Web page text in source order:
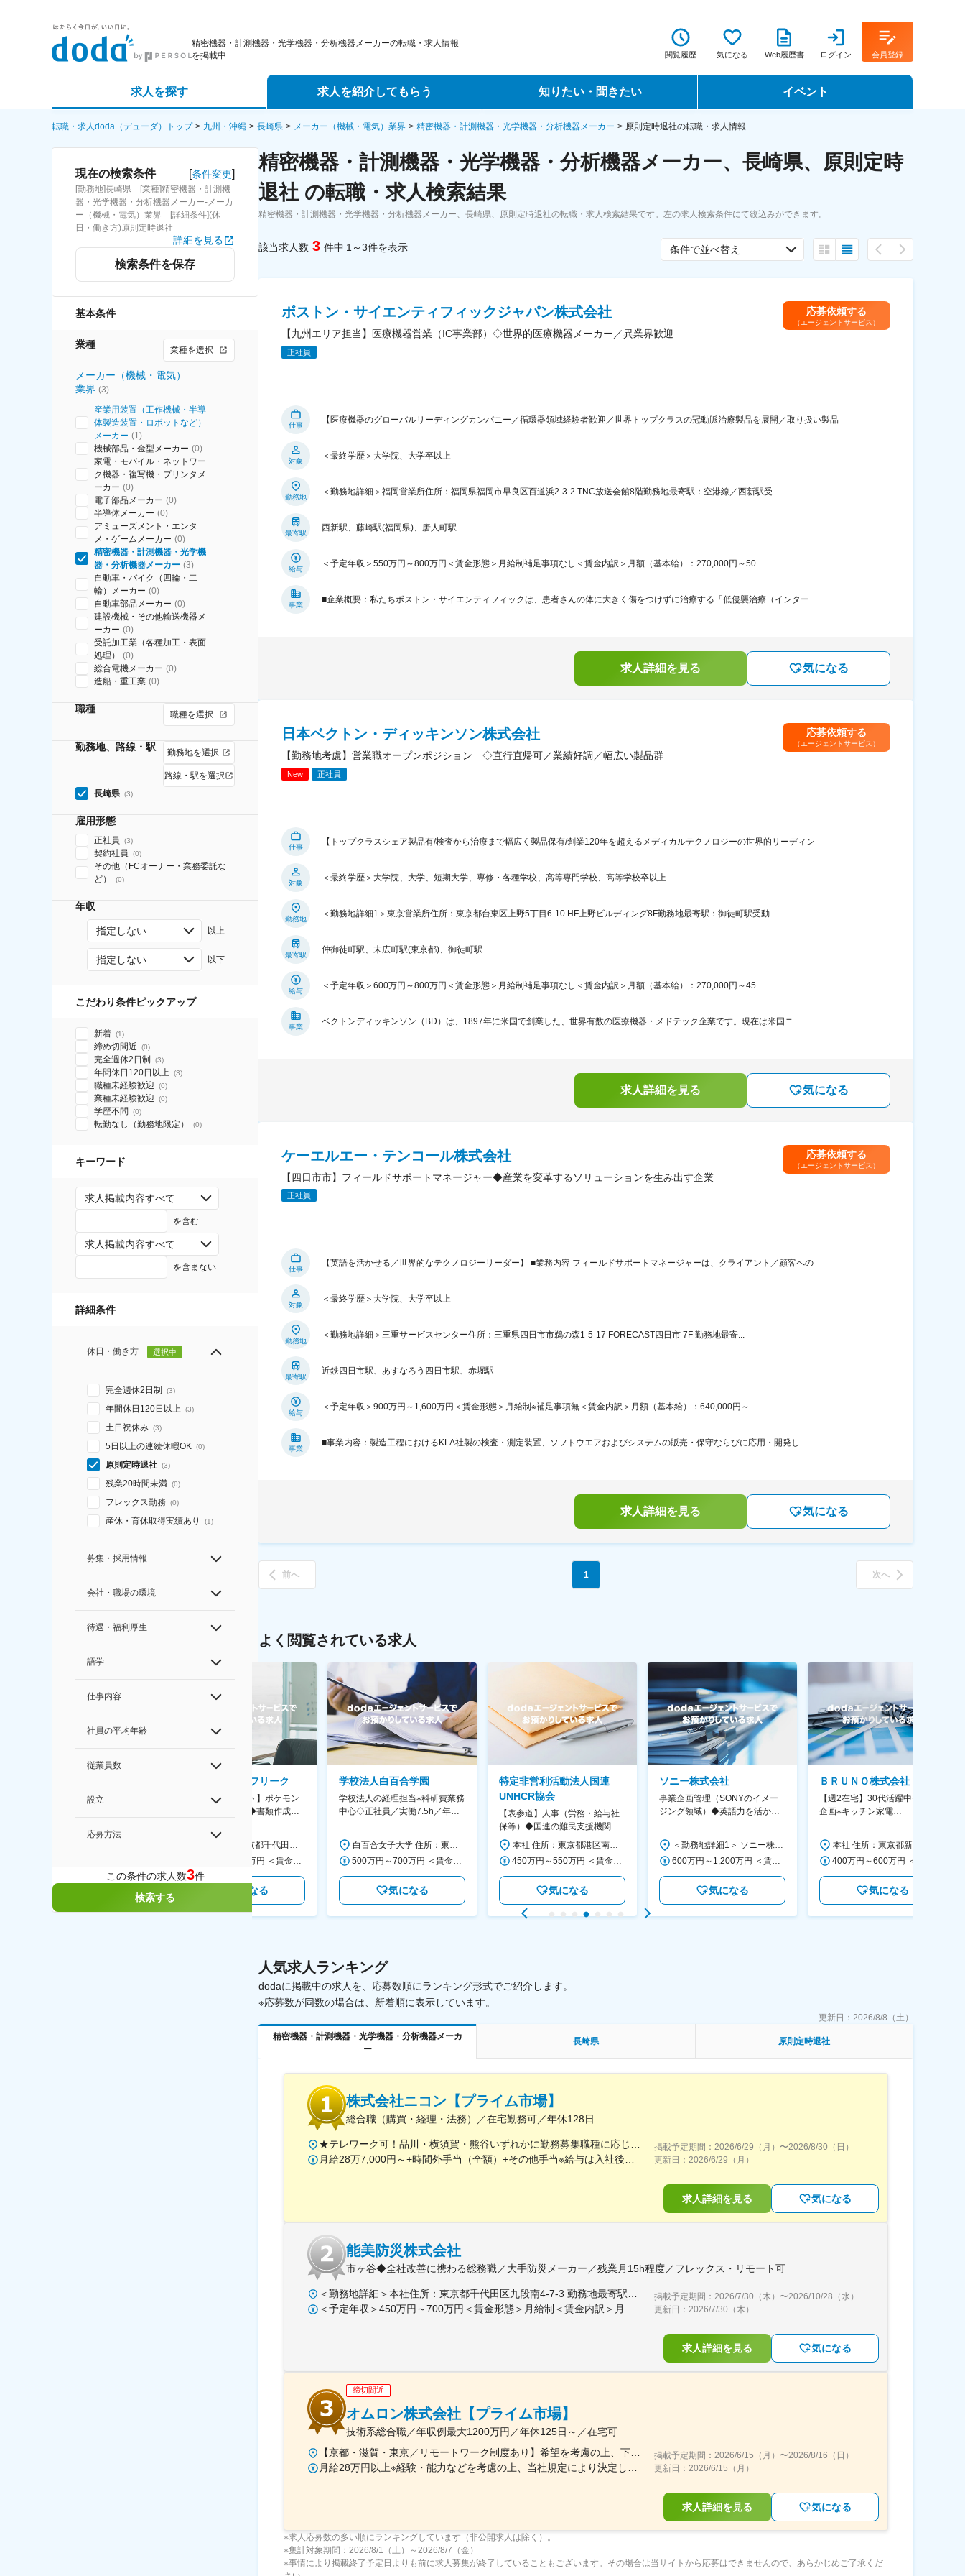
精密機器・計測機器・光学機器・分析機器メーカーの転職・求人情報
を掲載中
閲覧履歴 気になる Web履歴書 ログイン 会員登録
求人を探す
詳細条件から探す
求人特集から探す
求人を紹介してもらう
エージェントサービス
スカウトサービス
パートナーエージェントサービス
知りたい・聞きたい
転職ノウハウ
データで見る転職
コラム・インタビュー
イベント
転職イベント・転職セミナー
転職フェア
転職・求人doda（デューダ）トップ 九州・沖縄 長崎県 メーカー（機械・電気）業界 精密機器・計測機器・光学機器・分析機器メーカー 原則定時退社の転職・求人情報
現在の検索条件 [条件変更]
[勤務地]長崎県 [業種]精密機器・計測機
器・光学機器・分析機器メーカー-メーカ
ー（機械・電気）業界 [詳細条件](休
日・働き方)原則定時退社
詳細を見る
検索条件を保存
基本条件
業種 業種を選択
メーカー（機械・電気）
業界 (3)
産業用装置（工作機械・半導
体製造装置・ロボットなど）
メーカー (1)
機械部品・金型メーカー (0)
家電・モバイル・ネットワー
ク機器・複写機・プリンタメ
ーカー (0)
電子部品メーカー (0)
半導体メーカー (0)
アミューズメント・エンタ
メ・ゲームメーカー (0)
精密機器・計測機器・光学機
器・分析機器メーカー (3)
自動車・バイク（四輪・二
輪）メーカー (0)
自動車部品メーカー (0)
建設機械・その他輸送機器メ
ーカー (0)
受託加工業（各種加工・表面
処理）
(0)
総合電機メーカー (0)
造船・重工業 (0)
職種 職種を選択
勤務地、路線・駅 勤務地を選択
路線・駅を選択
長崎県 (3)
雇用形態
正社員 (3)
契約社員 (0)
その他（FCオーナー・業務委託な
ど）
(0)
年収
指定しない 以上
指定しない 以下
こだわり条件ピックアップ
新着 (1)
締め切間近 (0)
完全週休2日制 (3)
年間休日120日以上 (3)
職種未経験歓迎 (0)
業種未経験歓迎 (0)
学歴不問 (0)
転勤なし（勤務地限定） (0)
キーワード
求人掲載内容すべて
を含む
求人掲載内容すべて
を含まない
詳細条件
休日・働き方 選択中
完全週休2日制 (3)
年間休日120日以上 (3)
土日祝休み (3)
5日以上の連続休暇OK (0)
原則定時退社 (3)
残業20時間未満 (0)
フレックス勤務 (0)
産休・育休取得実績あり (1)
募集・採用情報
会社・職場の環境
待遇・福利厚生
語学
仕事内容
社員の平均年齢
従業員数
設立
応募方法
この条件の求人数3件
検索する
精密機器・計測機器・光学機器・分析機器メーカー、長崎県、原則定時
退社 の転職・求人検索結果
精密機器・計測機器・光学機器・分析機器メーカー、長崎県、原則定時退社の転職・求人検索結果です。左の求人検索条件にて絞込みができます。
該当求人数 3 件中 1～3件を表示 条件で並べ替え
ボストン・サイエンティフィックジャパン株式会社
【九州エリア担当】医療機器営業（IC事業部）◇世界的医療機器メーカー／異業界歓迎
正社員
応募依頼する
（エージェントサービス）
仕事
【医療機器のグローバルリーディングカンパニー／循環器領域経験者歓迎／世界トップクラスの冠動脈治療製品を展開／取り扱い製品
対象
＜最終学歴＞大学院、大学卒以上
勤務地
＜勤務地詳細＞福岡営業所住所：福岡県福岡市早良区百道浜2-3-2 TNC放送会館8階勤務地最寄駅：空港線／西新駅受...
最寄駅
西新駅、藤崎駅(福岡県)、唐人町駅
給与
＜予定年収＞550万円～800万円＜賃金形態＞月給制補足事項なし＜賃金内訳＞月額（基本給）：270,000円～50...
事業
■企業概要：私たちボストン・サイエンティフィックは、患者さんの体に大きく傷をつけずに治療する「低侵襲治療（インター...
求人詳細を見る 気になる
日本ベクトン・ディッキンソン株式会社
【勤務地考慮】営業職オープンポジション ◇直行直帰可／業績好調／幅広い製品群
New 正社員
応募依頼する
（エージェントサービス）
仕事
【トップクラスシェア製品有/検査から治療まで幅広く製品保有/創業120年を超えるメディカルテクノロジーの世界的リーディン
対象
＜最終学歴＞大学院、大学、短期大学、専修・各種学校、高等専門学校、高等学校卒以上
勤務地
＜勤務地詳細1＞東京営業所住所：東京都台東区上野5丁目6-10 HF上野ビルディング8F勤務地最寄駅：御徒町駅受動...
最寄駅
仲御徒町駅、末広町駅(東京都)、御徒町駅
給与
＜予定年収＞600万円～800万円＜賃金形態＞月給制補足事項なし＜賃金内訳＞月額（基本給）：270,000円～45...
事業
ベクトンディッキンソン（BD）は、1897年に米国で創業した、世界有数の医療機器・メドテック企業です。現在は米国ニ...
求人詳細を見る 気になる
ケーエルエー・テンコール株式会社
【四日市市】フィールドサポートマネージャー◆産業を変革するソリューションを生み出す企業
正社員
応募依頼する
（エージェントサービス）
仕事
【英語を活かせる／世界的なテクノロジーリーダー】 ■業務内容 フィールドサポートマネージャーは、クライアント／顧客への
対象
＜最終学歴＞大学院、大学卒以上
勤務地
＜勤務地詳細＞三重サービスセンター住所：三重県四日市市鵜の森1-5-17 FORECAST四日市 7F 勤務地最寄...
最寄駅
近鉄四日市駅、あすなろう四日市駅、赤堀駅
給与
＜予定年収＞900万円～1,600万円＜賃金形態＞月給制※補足事項無＜賃金内訳＞月額（基本給）：640,000円～...
事業
■事業内容：製造工程におけるKLA社製の検査・測定装置、ソフトウエアおよびシステムの販売・保守ならびに応用・開発し...
求人詳細を見る 気になる
前へ 1 次へ
よく閲覧されている求人
【横浜※一般職/転勤なし】庶
株式会社ゲームフリーク
【庶務アシスタント】ポケモン
シリーズ開発企業◆書類作成・
食事補助あり◎
本社 住所：東京都千代田区神田錦町2-2-1 KANDASQUARE 受動喫煙対策：屋内全面禁煙 変更の範囲：会社の定める事業所
350万円～500万円 ＜賃金形態＞ 月給制 ＜賃金内訳＞ 月額（基本給）：215,000円～307,000円 固定残業手当/月：76,700円～110,000円（固定残業時間45時間0分/月） 超過した時間外労働の残業手当は追加支給 ＜月給＞ 291,700円～417,000円（一律手当を含む） ＜昇給有無＞ 有 ＜残業手当＞ 有 ＜給与補足＞ ※経験・能力を考慮の上、年齢に関わりなく当社規定により優遇します。 賃金はあくまでも目安の金額であり、選考を通じて上下する可能性があります。 月給(月額)は固定手当を含めた表記です。
気になる
学校法人白百合学園
学校法人の経理担当※科研費業務
中心◇正社員／実働7.5h／年休
大学
白百合女子大学 住所：東京都調布市緑ヶ丘1-25 勤務地最寄駅：京王線／仙川駅 受動喫煙対策：屋内全面禁煙 変更の範囲：会社の定める事業所
500万円～700万円 ＜賃金形態＞ 月給制 ＜賃金内訳＞ 月額（基本給）：280,000円～430,000円 ＜月給＞ 280,000円～430,000円 ＜昇給有無＞ 有 ＜残業手当＞ 有 ＜給与補足＞ ※年齢・過去の経験に基づき、本学規定に合わせ決定 【残業手当】有 /残業時間に応じて全額支給（※想定年収に含む） 【各種手当】扶養手当/住宅手当/通勤手当 等 【賞与】年2回（6月、12月） 【昇給】年1回（4月） 賃金はあくまでも目安の金額であり、選考を通じて上下する可能性があります。 月給(月額)は固定手当を含めた表記です。
気になる
特定非営利活動法人国連
UNHCR協会
【表参道】人事（労務・給与社
保等）◆国連の難民支援機関の
活動を支える日本公式支援窓口
◆正職員登用前提
本社 住所：東京都港区南青山6-10-11 ウェスレーセンター3F 勤務地最寄駅：地下鉄各線／表参道駅 受動喫煙対策：屋内全面禁煙 変更の範囲：会社の定める事業所（リモートワーク含む）
450万円～550万円 ＜賃金形態＞ 月給制 ＜賃金内訳＞ 月額（基本給）：340,000円～420,000円 ＜月給＞ 340,000円～420,000円 ＜昇給有無＞ 有 ＜残業手当＞ 有 ＜給与補足＞ ※能力・経験によって決定します。 ■賞与あり（業績評価に応じて支給） 賃金はあくまでも目安の金額であり、選考を通じて上下する可能性があります。 月給(月額)は固定手当を含めた表記です。
気になる
ソニー株式会社
事業企画管理（SONYのイメー
ジング領域）◆英語力を活か
＜勤務地詳細1＞ ソニー株式会社 住所：神奈川県横浜市西区みなとみらい5-1-1 受動喫煙対策：屋内全面禁煙 ＜勤務地詳細2＞ ソニーシティ大崎 住所：東京都品川区大崎2-10-1 勤務地最寄駅：JR線／大崎駅 受動喫煙対策：屋内全面禁煙 変更の範囲：会社の定める事業所（リモートワーク含む）
600万円～1,200万円 ＜賃金形態＞ 月給制 ＜賃金内訳＞ 月額（基本給）：350,000円～500,000円 ＜月給＞ 350,000円～500,000円 ＜昇給有無＞ 有 ＜残業手当＞ 有 ＜給与補足＞ ※年収は経験や能力を考慮の上、当社規定により決定します。 賃金はあくまでも目安の金額であり、選考を通じて上下する可能性があります。 月給(月額)は固定手当を含めた表記です。
気になる
ＢＲＵＮＯ株式会社
【週2在宅】30代活躍中◆商品
企画※キッチン家電
画～調達／働き方◎
気になる
人気求人ランキング
dodaに掲載中の求人を、応募数順にランキング形式でご紹介します。
※応募数が同数の場合は、新着順に表示しています。
更新日： 2026/8/8（土）
精密機器・計測機器・光学機器・分析機器メーカ
ー
長崎県 原則定時退社
株式会社ニコン【プライム市場】
総合職（購買・経理・法務）／在宅勤務可／年休128日
★テレワーク可！品川・横須賀・熊谷いずれかに勤務募集職種に応じて、以下いずれかの勤務地となります。■本社／イノベーションセンター／ウェストサイト東京都品川区西大井1-5-20最寄駅：JR横須賀線・湘南新宿ライン「西大井」駅より徒歩約4分■横須賀製作所神奈川県横須賀市神明町1-15最寄駅：JR横須賀線「久里浜」駅より徒歩約10分／京急久里浜線「京急久里浜」駅より徒歩約8分■熊谷製作所埼玉県熊谷市御稜威ケ原201-9最寄駅：JR高崎線「籠原」駅／JR高崎線「熊谷」駅※受動喫煙対策あり
月給28万7,000円～+時間外手当（全額）+その他手当※給与は入社後の職務・役割の水準をベースとした職責を考慮の上、適宜決定
掲載予定期間： 2026/6/29（月） 〜2026/8/30（日）
更新日： 2026/6/29（月）
求人詳細を見る 気になる
能美防災株式会社
市ヶ谷◆全社改善に携わる総務職／大手防災メーカー／残業月15h程度／フレックス・リモート可
＜勤務地詳細＞本社住所：東京都千代田区九段南4-7-3 勤務地最寄駅：東京メトロ南北線、有楽町線／市ケ谷駅受動喫煙対策：屋内全面禁煙変更の範囲：会社の定める事業所（リモートワーク含む）
＜予定年収＞450万円～700万円＜賃金形態＞月給制＜賃金内訳＞月額（基本給）：230,000円～467,000円＜月給＞230,000円～467,000円＜昇給有無＞有＜残業手当＞有＜給与補足＞※スキルを考慮のうえ、決定します。※賞与平均5.8～6ヶ月分賃金はあくまでも目安の金額であり、選考を通じて上下する可能性があります。月給(月額)は固定手当を含めた表記です。
掲載予定期間： 2026/7/30（木） 〜2026/10/28（水）
更新日： 2026/7/30（木）
求人詳細を見る 気になる
締切間近
オムロン株式会社【プライム市場】
技術系総合職／年収例最大1200万円／年休125日～／在宅可
【京都・滋賀・東京／リモートワーク制度あり】希望を考慮の上、下記いずれかの拠点へ配属■京都事業所（本社）京都府京都市下京区塩小路通堀川東入 オムロン京都センタービル■綾部事業所京都府綾部市中山町鳴谷3-2■桂川事業所京都府向日市寺戸町九ノ坪53番地■京阪奈イノベーションセンタ京都府木津川市木津川台9-1 ＜けいはんな学研都市＞■草津事業所滋賀県草津市西草津2-2-1■東京事業所東京都港区港南2-3-13 品川フロントビル7F※勤務地変更の範囲：国内外の全拠点およびテレワークの就業場所※受動喫煙対策：屋内全面禁煙※当面転勤なし
月給28万円以上※経験・能力などを考慮の上、当社規定により決定します。
掲載予定期間： 2026/6/15（月） 〜2026/8/16（日）
更新日： 2026/6/15（月）
求人詳細を見る 気になる
※求人応募数の多い順にランキングしています（非公開求人は除く）。
※集計対象期間：2026/8/1（土）～2026/8/7（金）
※事情により掲載終了予定日よりも前に求人募集が終了していることもございます。その場合は当サイトから応募はできませんので、あらかじめご了承くだ